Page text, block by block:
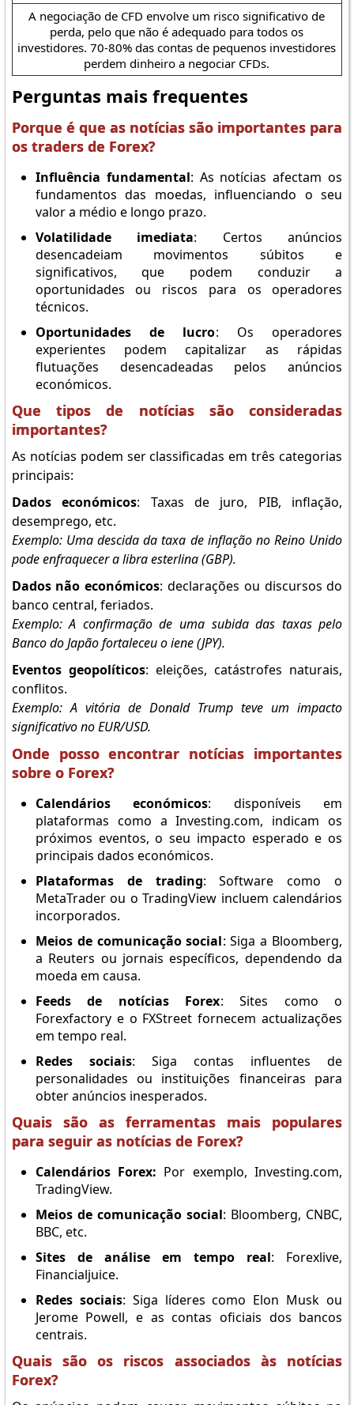
A negociação de CFD envolve um risco significativo de
perda, pelo que não é adequado para todos os
investidores. 70-80% das contas de pequenos investidores
perdem dinheiro a negociar CFDs.
Perguntas mais frequentes
Porque é que as notícias são importantes para
os traders de Forex?
Influência fundamental: As notícias afectam os
fundamentos das moedas, influenciando o seu
valor a médio e longo prazo.
Volatilidade imediata: Certos anúncios
desencadeiam movimentos súbitos e
significativos, que podem conduzir a
oportunidades ou riscos para os operadores
técnicos.
Oportunidades de lucro: Os operadores
experientes podem capitalizar as rápidas
flutuações desencadeadas pelos anúncios
económicos.
Que tipos de notícias são consideradas
importantes?
As notícias podem ser classificadas em três categorias
principais:
Dados económicos: Taxas de juro, PIB, inflação,
desemprego, etc.
Exemplo: Uma descida da taxa de inflação no Reino Unido
pode enfraquecer a libra esterlina (GBP).
Dados não económicos: declarações ou discursos do
banco central, feriados.
Exemplo: A confirmação de uma subida das taxas pelo
Banco do Japão fortaleceu o iene (JPY).
Eventos geopolíticos: eleições, catástrofes naturais,
conflitos.
Exemplo: A vitória de Donald Trump teve um impacto
significativo no EUR/USD.
Onde posso encontrar notícias importantes
sobre o Forex?
Calendários económicos: disponíveis em
plataformas como a Investing.com, indicam os
próximos eventos, o seu impacto esperado e os
principais dados económicos.
Plataformas de trading: Software como o
MetaTrader ou o TradingView incluem calendários
incorporados.
Meios de comunicação social: Siga a Bloomberg,
a Reuters ou jornais específicos, dependendo da
moeda em causa.
Feeds de notícias Forex: Sites como o
Forexfactory e o FXStreet fornecem actualizações
em tempo real.
Redes sociais: Siga contas influentes de
personalidades ou instituições financeiras para
obter anúncios inesperados.
Quais são as ferramentas mais populares
para seguir as notícias de Forex?
Calendários Forex: Por exemplo, Investing.com,
TradingView.
Meios de comunicação social: Bloomberg, CNBC,
BBC, etc.
Sites de análise em tempo real: Forexlive,
Financialjuice.
Redes sociais: Siga líderes como Elon Musk ou
Jerome Powell, e as contas oficiais dos bancos
centrais.
Quais são os riscos associados às notícias
Forex?